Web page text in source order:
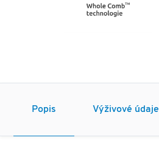
Popis Výživové údaje